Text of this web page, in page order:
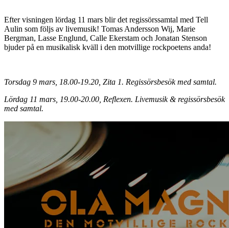
Efter visningen lördag 11 mars blir det regissörssamtal med Tell
Aulin som följs av livemusik! Tomas Andersson Wij, Marie
Bergman, Lasse Englund, Calle Ekerstam och Jonatan Stenson
bjuder på en musikalisk kväll i den motvillige rockpoetens anda!
Torsdag 9 mars, 18.00-19.20, Zita 1. Regissörsbesök med samtal.
Lördag 11 mars, 19.00-20.00, Reflexen. Livemusik & regissörsbesök
med samtal.